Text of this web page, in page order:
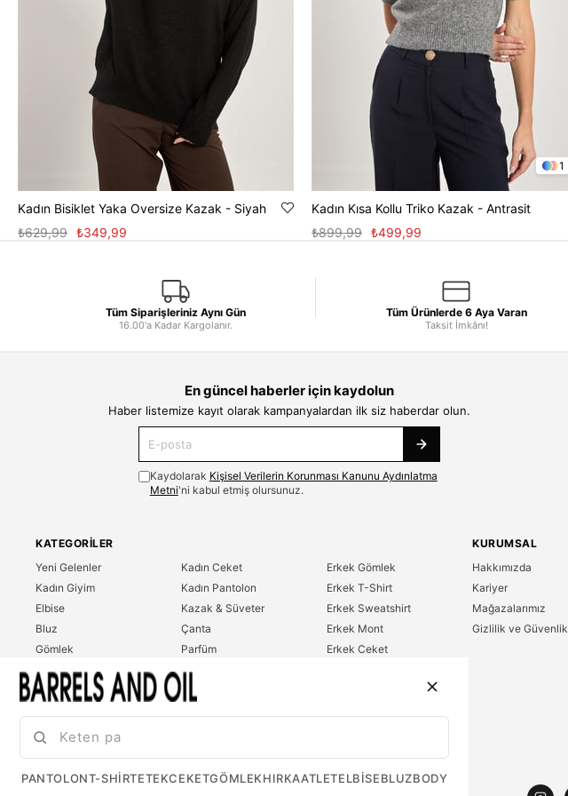
Kadın Bisiklet Yaka Oversize Kazak - Siyah
₺349,99
₺629,99
1
Kadın Kısa Kollu Triko Kazak - Antrasit
₺499,99
₺899,99
Tüm Siparişleriniz Aynı Gün
16.00'a Kadar Kargolanır.
Tüm Ürünlerde 6 Aya Varan
Taksit İmkânı!
En güncel haberler için kaydolun
Haber listemize kayıt olarak kampanyalardan ilk siz haberdar olun.
Kaydolarak Kişisel Verilerin Korunması Kanunu Aydınlatma
Metni'ni kabul etmiş olursunuz.
KATEGORILER
Yeni Gelenler
Kadın Giyim
Elbise
Bluz
Gömlek
T-Shirt
Sweatshirt
Kadın Ceket
Kadın Pantolon
Kazak & Süveter
Çanta
Parfüm
Erkek Giyim
Erkek Gömlek
Erkek T-Shirt
Erkek Sweatshirt
Erkek Mont
Erkek Ceket
KURUMSAL
Hakkımızda
Kariyer
Mağazalarımız
Gizlilik ve Güvenlik
PANTOLONT-SHIRTETEKCEKETGÖMLEKHIRKAATLETELBISEBLUZBODY